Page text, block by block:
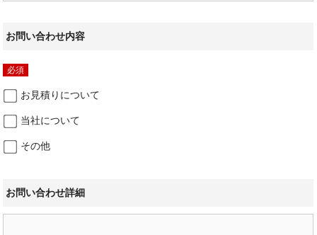
お問い合わせ内容
必須
お見積りについて
当社について
その他
お問い合わせ詳細